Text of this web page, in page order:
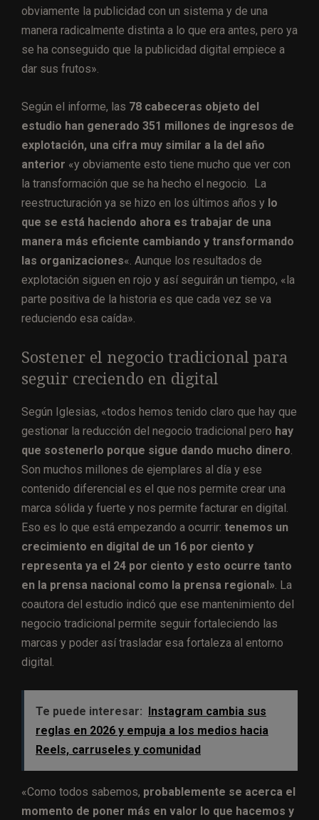
obviamente la publicidad con un sistema y de una
manera radicalmente distinta a lo que era antes, pero ya
se ha conseguido que la publicidad digital empiece a
dar sus frutos».
Según el informe, las 78 cabeceras objeto del
estudio han generado 351 millones de ingresos de
explotación, una cifra muy similar a la del año
anterior «y obviamente esto tiene mucho que ver con
la transformación que se ha hecho el negocio. La
reestructuración ya se hizo en los últimos años y lo
que se está haciendo ahora es trabajar de una
manera más eficiente cambiando y transformando
las organizaciones«. Aunque los resultados de
explotación siguen en rojo y así seguirán un tiempo, «la
parte positiva de la historia es que cada vez se va
reduciendo esa caída».
Sostener el negocio tradicional para
seguir creciendo en digital
Según Iglesias, «todos hemos tenido claro que hay que
gestionar la reducción del negocio tradicional pero hay
que sostenerlo porque sigue dando mucho dinero
Son muchos millones de ejemplares al día y ese
contenido diferencial es el que nos permite crear una
marca sólida y fuerte y nos permite facturar en digital.
Eso es lo que está empezando a ocurrir: tenemos un
crecimiento en digital de un 16 por ciento y
representa ya el 24 por ciento y esto ocurre tanto
en la prensa nacional como la prensa regional» . La
coautora del estudio indicó que ese mantenimiento del
negocio tradicional permite seguir fortaleciendo las
marcas y poder así trasladar esa fortaleza al entorno
digital.
Te puede interesar: Instagram cambia sus
reglas en 2026 y empuja a los medios hacia
Reels, carruseles y comunidad
«Como todos sabemos, probablemente se acerca el
momento de poner más en valor lo que hacemos y